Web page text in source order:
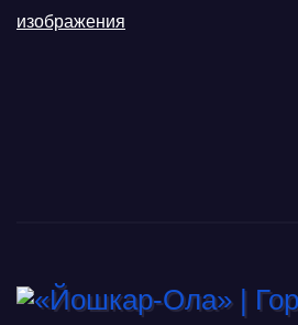
изображения